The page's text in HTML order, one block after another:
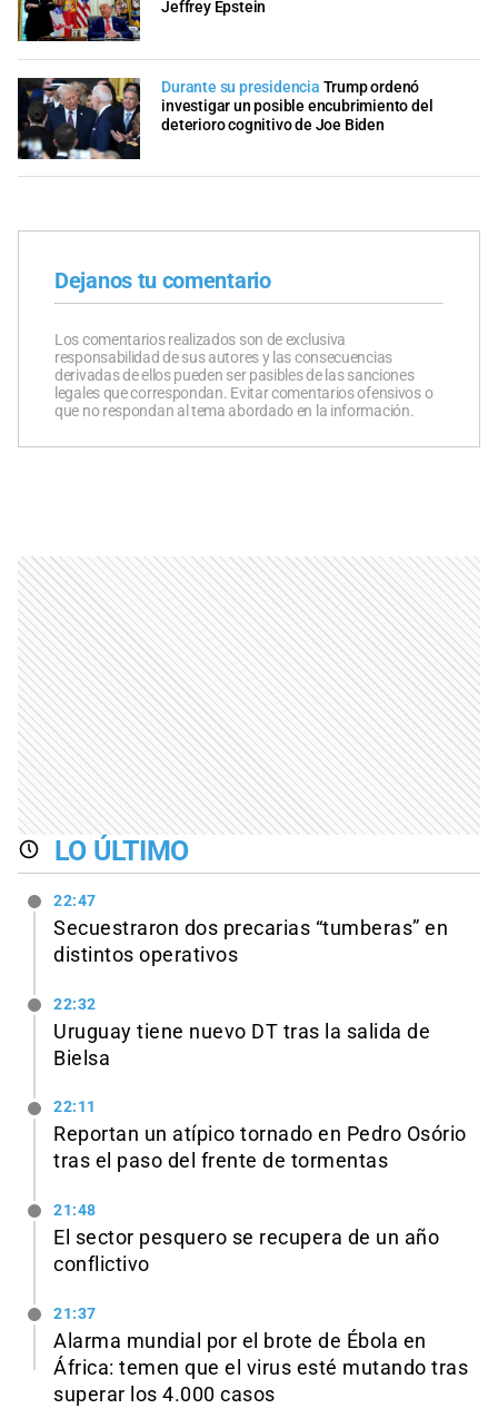
Jeffrey Epstein
Durante su presidencia Trump ordenó
investigar un posible encubrimiento del
deterioro cognitivo de Joe Biden
Dejanos tu comentario
Los comentarios realizados son de exclusiva
responsabilidad de sus autores y las consecuencias
derivadas de ellos pueden ser pasibles de las sanciones
legales que correspondan. Evitar comentarios ofensivos o
que no respondan al tema abordado en la información.
LO ÚLTIMO
22:47
Secuestraron dos precarias “tumberas” en
distintos operativos
22:32
Uruguay tiene nuevo DT tras la salida de
Bielsa
22:11
Reportan un atípico tornado en Pedro Osório
tras el paso del frente de tormentas
21:48
El sector pesquero se recupera de un año
conflictivo
21:37
Alarma mundial por el brote de Ébola en
África: temen que el virus esté mutando tras
superar los 4.000 casos